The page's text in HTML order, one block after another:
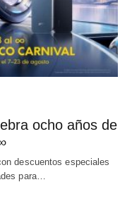
ocho años de
descuentos especiales
para…